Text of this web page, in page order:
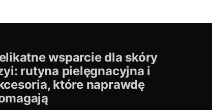
wsparcie dla skóry
rutyna pielęgnacyjna i
które naprawdę